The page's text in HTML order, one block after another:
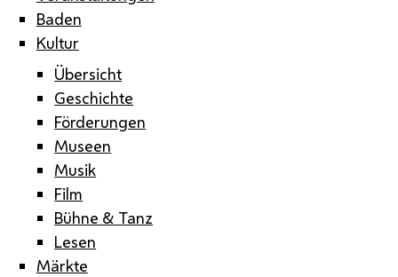
Baden
Kultur
Übersicht
Geschichte
Förderungen
Museen
Musik
Film
Bühne & Tanz
Lesen
Märkte